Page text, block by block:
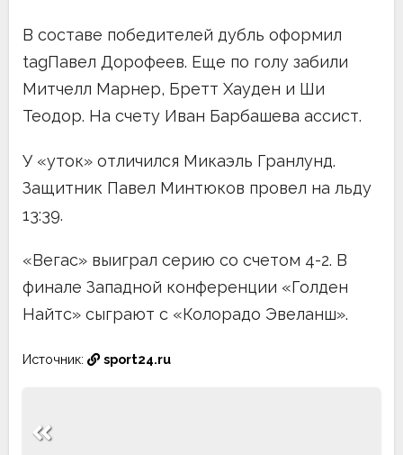
В составе победителей дубль оформил
tagПавел Дорофеев. Еще по голу забили
Митчелл Марнер, Бретт Хауден и Ши
Теодор. На счету Иван Барбашева ассист.
У «уток» отличился Микаэль Гранлунд.
Защитник Павел Минтюков провел на льду
13:39.
«Вегас» выиграл серию со счетом 4-2. В
финале Западной конференции «Голден
Найтс» сыграют с «Колорадо Эвеланш».
Источник: sport24.ru
по